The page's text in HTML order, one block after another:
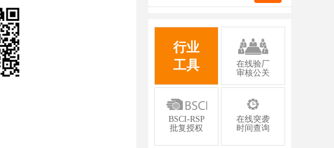
证
行业
工具
在线验厂
审核公关
BSCI-RSP
批复授权
在线突袭
时间查询